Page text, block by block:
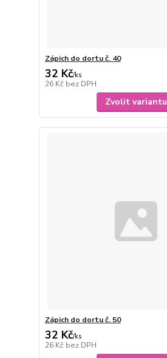
Zápich do dortu č. 40
32 Kč/ks
26 Kč bez DPH
Zvolit variantu
Zápich do dortu č. 50
32 Kč/ks
26 Kč bez DPH